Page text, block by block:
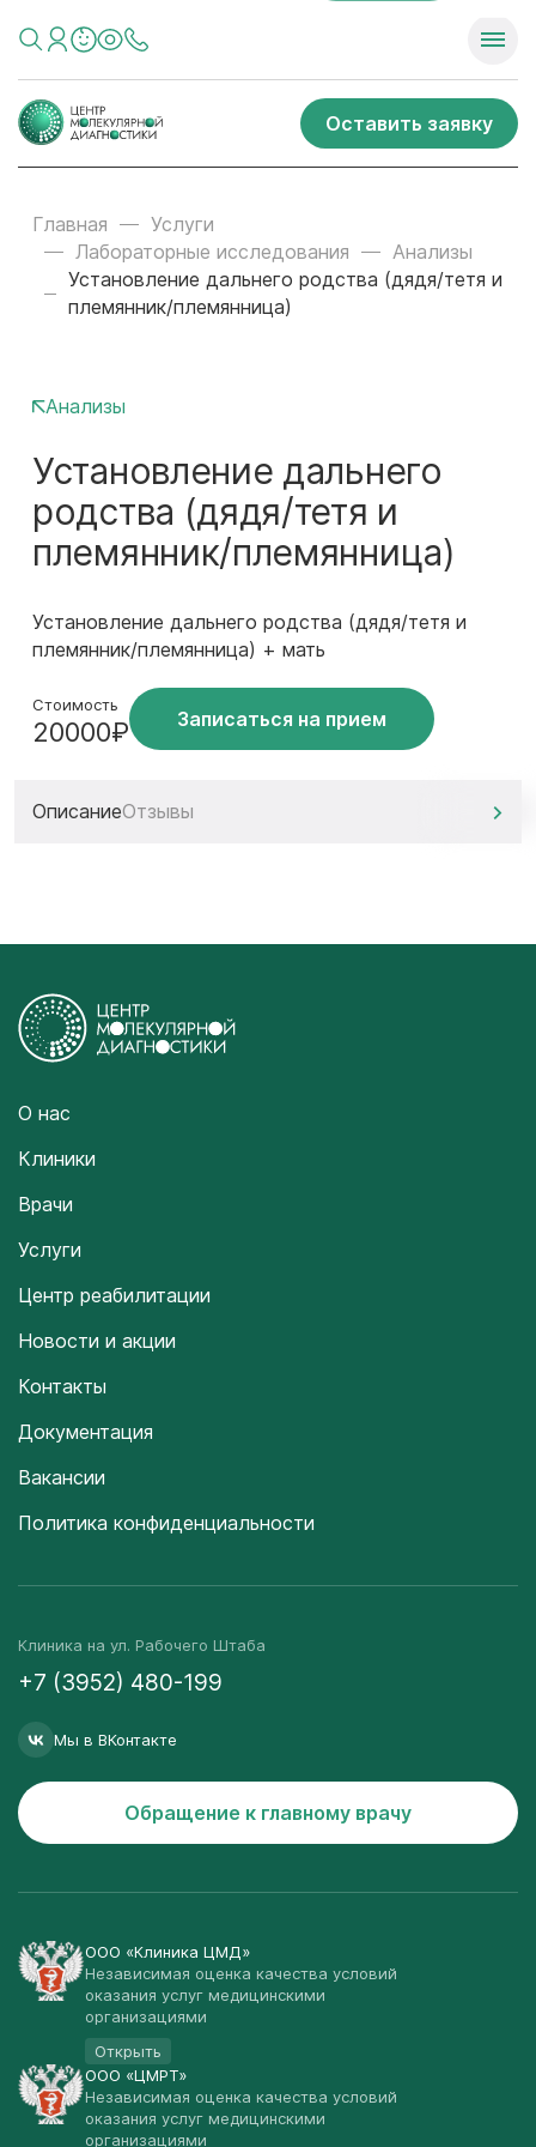
Оставить заявку
Главная
Услуги
Лабораторные исследования
Анализы
Установление дальнего родства (дядя/тетя и
племянник/племянница)
Анализы
Установление дальнего
родства (дядя/тетя и
племянник/племянница)
Установление дальнего родства (дядя/тетя и
племянник/племянница) + мать
Стоимость
20000₽ Записаться на прием
ОписаниеОтзывы
О нас
Клиники
Врачи
Услуги
Центр реабилитации
Новости и акции
Контакты
Документация
Вакансии
Политика конфиденциальности
Клиника на ул. Рабочего Штаба
+7 (3952) 480-199
Мы в ВКонтакте
Обращение к главному врачу
ООО «Клиника ЦМД»
Независимая оценка качества условий
оказания услуг медицинскими
организациями
Открыть
ООО «ЦМРТ»
Независимая оценка качества условий
оказания услуг медицинскими
организациями